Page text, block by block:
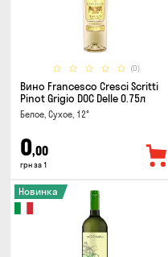
(0)
Вино Francesco Cresci Scritti
Pinot Grigio DOC Delle 0.75л
Белое, Сухое, 12°
0,00
грн за 1
Новинка